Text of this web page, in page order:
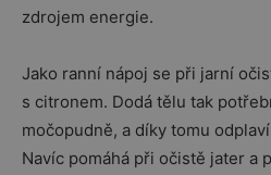
zdrojem energie.
Jako ranní nápoj se při jarní
s citronem. Dodá tělu tak
močopudně, a díky tomu
Navíc pomáhá při očistě jater a